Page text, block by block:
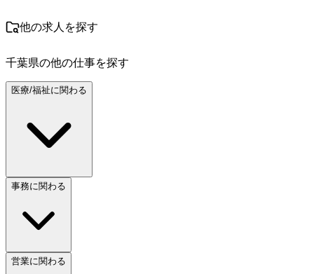
他の求人を探す
千葉県の他の仕事を探す
医療/福祉に関わる
事務に関わる
営業に関わる